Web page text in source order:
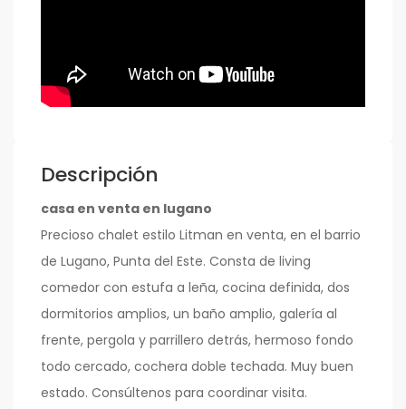
Descripción
casa en venta en lugano
Precioso chalet estilo Litman en venta, en el barrio
de Lugano, Punta del Este. Consta de living
comedor con estufa a leña, cocina definida, dos
dormitorios amplios, un baño amplio, galería al
frente, pergola y parrillero detrás, hermoso fondo
todo cercado, cochera doble techada. Muy buen
estado. Consúltenos para coordinar visita.